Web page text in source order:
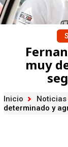
muy
Inicio Noticias
determinado y